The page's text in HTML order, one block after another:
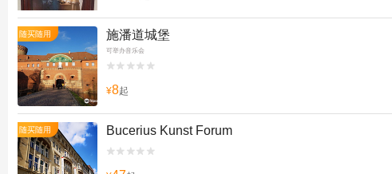
随买随用 施潘道城堡
可举办音乐会


¥8起
随买随用 Bucerius Kunst Forum

